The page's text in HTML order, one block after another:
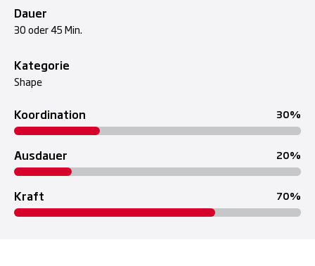
Dauer
30 oder 45 Min.
Kategorie
Shape
Koordination 30
Ausdauer 20
Kraft 70